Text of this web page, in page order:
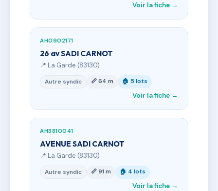
Voir la fiche →
AH0902171
26 av SADI CARNOT
📍 La Garde (83130)
Autre syndic 📏 64 m 🏠 5 lots
Voir la fiche →
AH3810041
AVENUE SADI CARNOT
📍 La Garde (83130)
Autre syndic 📏 91 m 🏠 4 lots
Voir la fiche →